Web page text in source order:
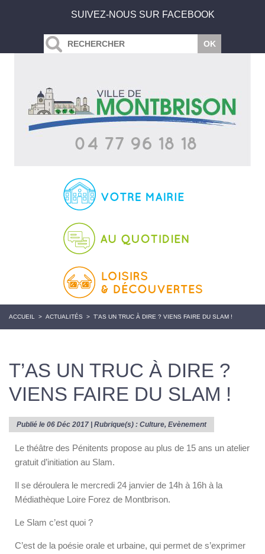
SUIVEZ-NOUS SUR FACEBOOK
ACCUEIL > ACTUALITÉS > T’AS UN TRUC À DIRE ? VIENS FAIRE DU SLAM !
T’AS UN TRUC À DIRE ?
VIENS FAIRE DU SLAM !
Publié le 06 Déc 2017 | Rubrique(s) : Culture, Evènement
Le théâtre des Pénitents propose au plus de 15 ans un atelier
gratuit d’initiation au Slam.
Il se déroulera le mercredi 24 janvier de 14h à 16h à la
Médiathèque Loire Forez de Montbrison.
Le Slam c’est quoi ?
C’est de la poésie orale et urbaine, qui permet de s’exprimer